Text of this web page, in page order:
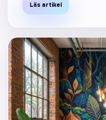
Läs artikel